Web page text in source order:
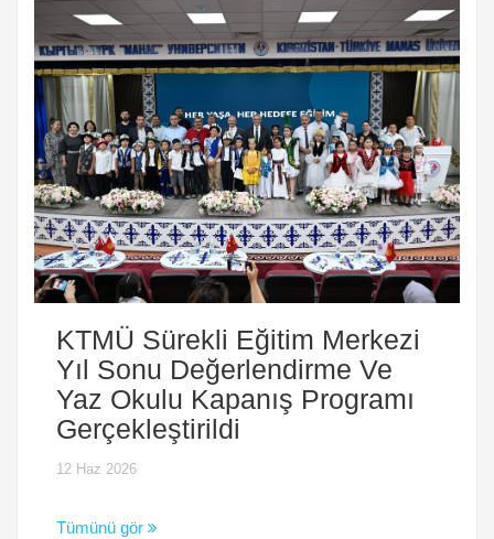
KTMÜ Sürekli Eğitim Merkezi
Yıl Sonu Değerlendirme Ve
Yaz Okulu Kapanış Programı
Gerçekleştirildi
12 Haz 2026
Tümünü gör